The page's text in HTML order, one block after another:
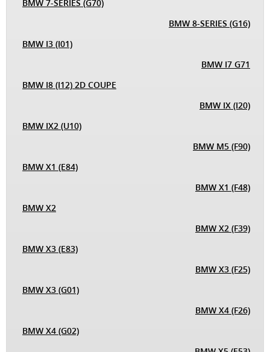
BMW 7-SERIES (G70)
BMW 8-SERIES (G16)
BMW I3 (I01)
BMW I7 G71
BMW I8 (I12) 2D COUPE
BMW IX (I20)
BMW IX2 (U10)
BMW M5 (F90)
BMW X1 (E84)
BMW X1 (F48)
BMW X2
BMW X2 (F39)
BMW X3 (E83)
BMW X3 (F25)
BMW X3 (G01)
BMW X4 (F26)
BMW X4 (G02)